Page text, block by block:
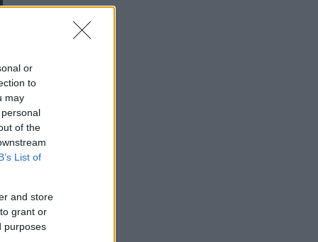
or
to
may
of the
List of
and store
grant or
purposes